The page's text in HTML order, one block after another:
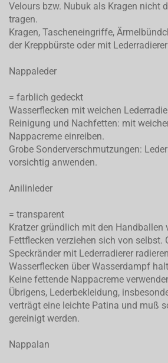
Velours bzw. Nubuk als Kragen nicht
tragen.
Kragen, Tascheneingriffe,
der Kreppbürste oder mit
Nappaleder
= farblich gedeckt
Wasserflecken mit weichen
Reinigung und Nachfetten: mit
Nappacreme einreiben.
Grobe Sonderverschmutzungen:
vorsichtig anwenden.
Anilinleder
= transparent
Kratzer gründlich mit den Handballen
Fettflecken verziehen sich von selbst.
Speckränder mit Lederradierer radieren
Wasserflecken über Wasserdampf
Keine fettende Nappacreme
Übrigens, Lederbekleidung,
verträgt eine leichte Patina und muß
gereinigt werden.
Nappalan